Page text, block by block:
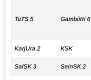
TuTS 5 Gambiitti 6
KarjUra 2 KSK
SalSK 3 SeinSK 2